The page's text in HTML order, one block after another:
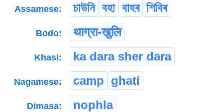
Assamese: চাউনি বহা বাহৰ শিবিৰ
Bodo: थाग्रा-खुलि
Khasi: ka dara sher dara
Nagamese: camp ghati
Dimasa: nophla